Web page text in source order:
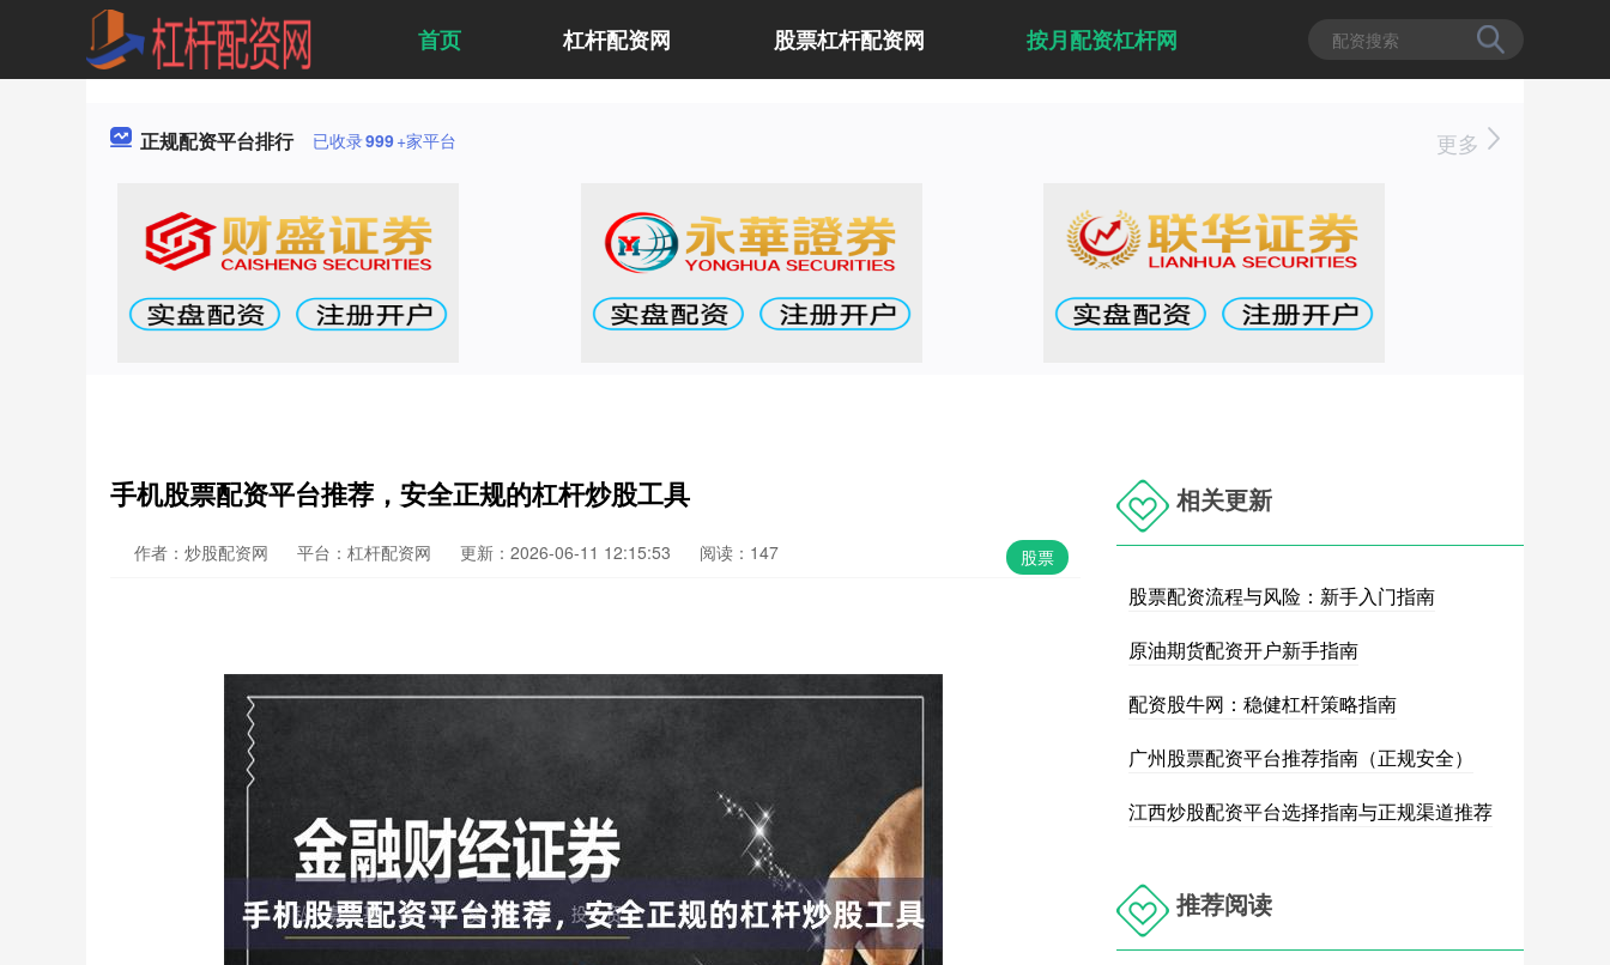
首页 杠杆配资网 股票杠杆配资网 按月配资杠杆网
正规配资平台排行 已收录999+家平台 更多
手机股票配资平台推荐，安全正规的杠杆炒股工具
股票
作者：炒股配资网 平台：杠杆配资网 更新：2026-06-11 12:15:53 阅读：147
相关更新
股票配资流程与风险：新手入门指南
原油期货配资开户新手指南
配资股牛网：稳健杠杆策略指南
广州股票配资平台推荐指南（正规安全）
江西炒股配资平台选择指南与正规渠道推荐
推荐阅读